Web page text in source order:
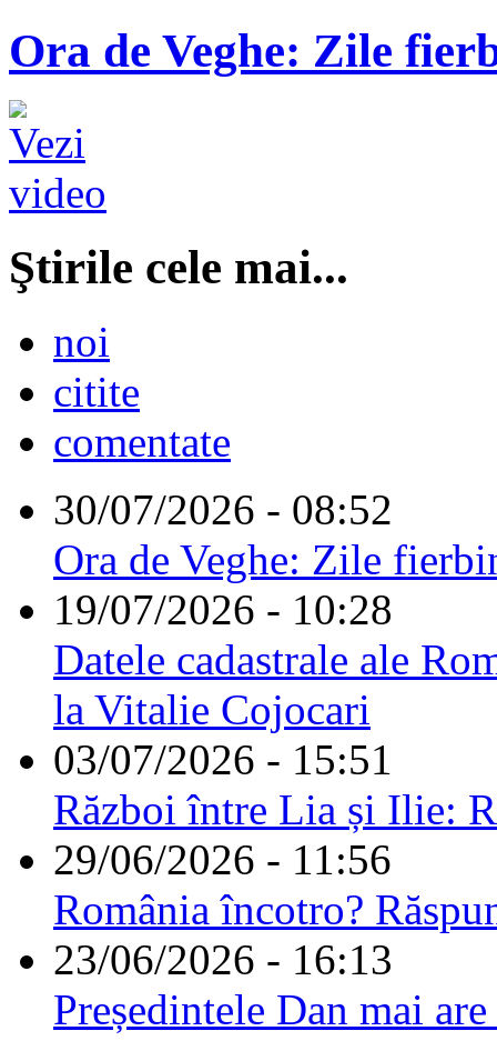
Ora de Veghe: Zile
Ştirile cele mai...
noi
citite
comentate
30/07/2026 - 08:52
Ora de Veghe: Zile
19/07/2026 - 10:28
Datele cadastrale ale
la Vitalie Cojocari
03/07/2026 - 15:51
Război între Lia și Ilie:
29/06/2026 - 11:56
România încotro?
23/06/2026 - 16:13
Președintele Dan mai